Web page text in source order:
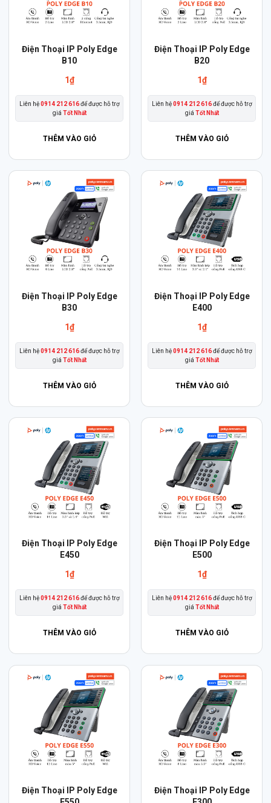
Điện Thoại IP Poly Edge
B10
1₫
Liên hệ0914 212 616để được hỗ trợ
giá Tốt Nhất
THÊM VÀO GIỎ
Điện Thoại IP Poly Edge
B20
1₫
Liên hệ0914 212 616để được hỗ trợ
giá Tốt Nhất
THÊM VÀO GIỎ
Điện Thoại IP Poly Edge
B30
1₫
Liên hệ0914 212 616để được hỗ trợ
giá Tốt Nhất
THÊM VÀO GIỎ
Điện Thoại IP Poly Edge
E400
1₫
Liên hệ0914 212 616để được hỗ trợ
giá Tốt Nhất
THÊM VÀO GIỎ
Điện Thoại IP Poly Edge
E450
1₫
Liên hệ0914 212 616để được hỗ trợ
giá Tốt Nhất
THÊM VÀO GIỎ
Điện Thoại IP Poly Edge
E500
1₫
Liên hệ0914 212 616để được hỗ trợ
giá Tốt Nhất
THÊM VÀO GIỎ
Điện Thoại IP Poly Edge
Điện Thoại IP Poly Edge